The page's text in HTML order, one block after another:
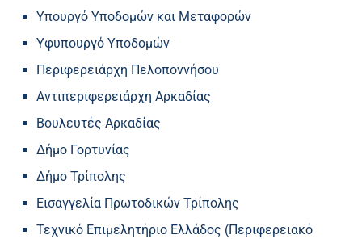
Υπουργό Υποδομών και Μεταφορών
Υφυπουργό Υποδομών
Περιφερειάρχη Πελοποννήσου
Αντιπεριφερειάρχη Αρκαδίας
Βουλευτές Αρκαδίας
Δήμο Γορτυνίας
Δήμο Τρίπολης
Εισαγγελία Πρωτοδικών Τρίπολης
Τεχνικό Επιμελητήριο Ελλάδος (Περιφερειακό